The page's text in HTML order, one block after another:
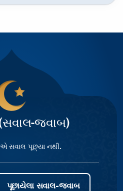
જવાબ)
સવાલ પૂછ્યા નથી.
પૂછાયેલા સવાલ-જવાબ